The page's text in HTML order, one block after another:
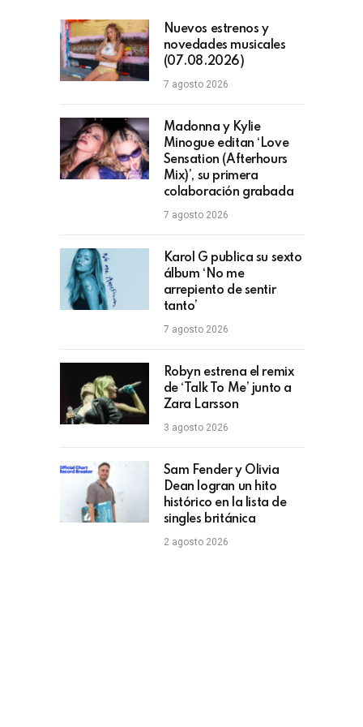
Nuevos estrenos y
novedades musicales
(07.08.2026)
7 agosto 2026
Madonna y Kylie
Minogue editan ‘Love
Sensation (Afterhours
Mix)’, su primera
colaboración grabada
7 agosto 2026
Karol G publica su sexto
álbum ‘No me
arrepiento de sentir
tanto’
7 agosto 2026
Robyn estrena el remix
de ‘Talk To Me’ junto a
Zara Larsson
3 agosto 2026
Sam Fender y Olivia
Dean logran un hito
histórico en la lista de
singles británica
2 agosto 2026